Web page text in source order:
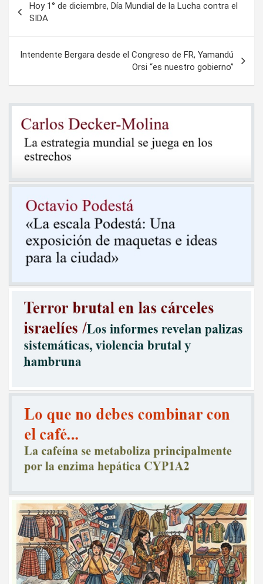
de
entradas
Hoy 1° de diciembre, Día Mundial de la Lucha contra el
SIDA
Intendente Bergara desde el Congreso de FR, Yamandú
Orsi “es nuestro gobierno”